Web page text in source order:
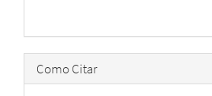
Como Citar